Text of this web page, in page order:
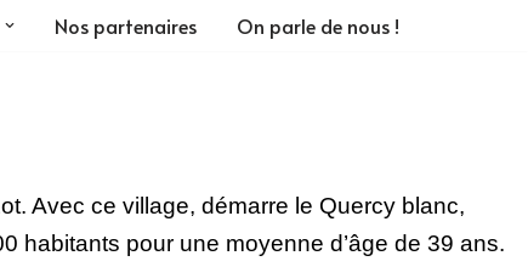
Nos partenaires On parle de nous !
Avec ce village, démarre le Quercy blanc,
habitants pour une moyenne d’âge de 39 ans.